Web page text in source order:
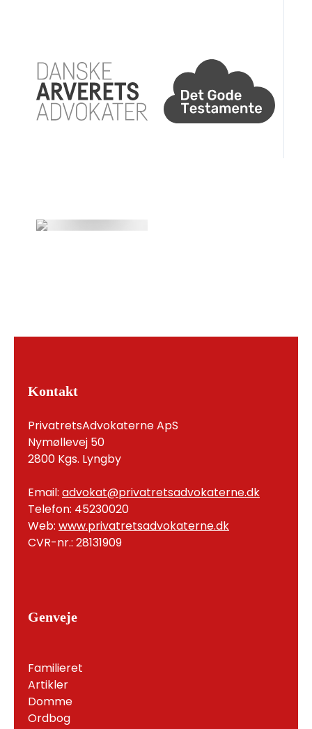
Kontakt
PrivatretsAdvokaterne ApS
Nymøllevej 50
2800 Kgs. Lyngby
Email: advokat@privatretsadvokaterne.dk
Telefon: 45230020
Web: www.privatretsadvokaterne.dk
CVR-nr.: 28131909
Genveje
Familieret
Artikler
Domme
Ordbog